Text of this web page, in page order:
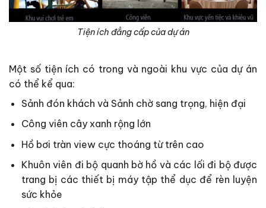
Tiện ích đẳng cấp của dự án
Một số tiện ích có trong và ngoài khu vực của dự án
có thể kể qua:
Sảnh đón khách và Sảnh chờ sang trọng, hiện đại
Công viên cây xanh rộng lớn
Hồ bơi tràn view cực thoáng từ trên cao
Khuôn viên đi bộ quanh bờ hồ và các lối đi bộ được
trang bị các thiết bị máy tập thể dục để rèn luyện
sức khỏe